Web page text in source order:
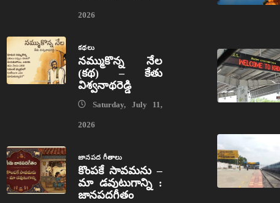
2026
కథలు
నమ్ముకొన్న నేల
(కథ) – కేతు
విశ్వనాథరెడ్డి
Saturday, July 11,
2026
జానపద గీతాలు
కొంపకే సావమను –
మా డవుటుగాన్ని :
జానపదగీతం